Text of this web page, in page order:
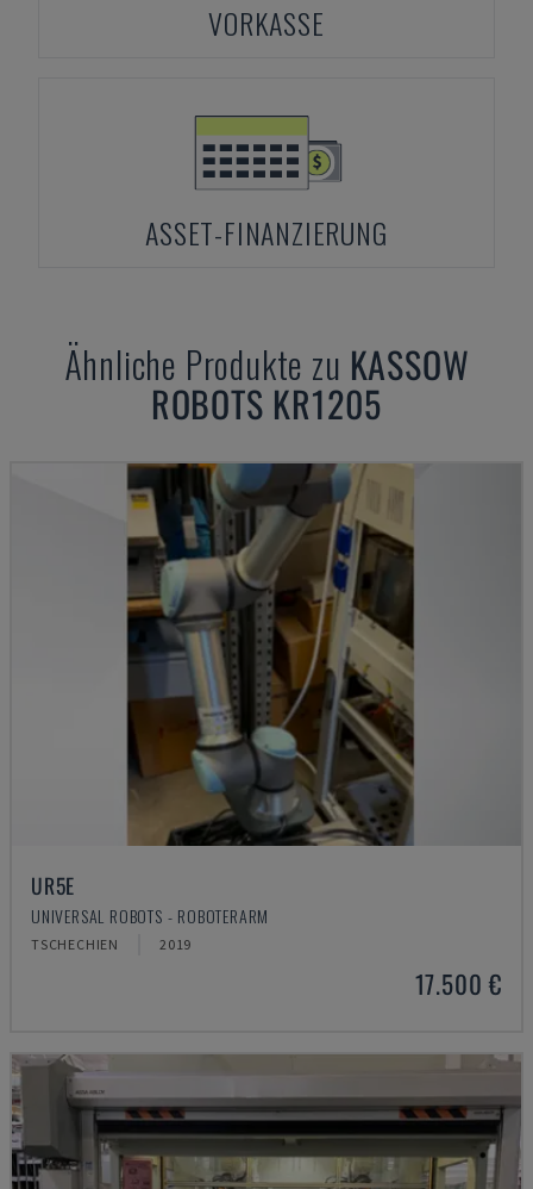
VORKASSE
ASSET-FINANZIERUNG
Ähnliche Produkte zu KASSOW
ROBOTS KR1205
UR5E
UNIVERSAL ROBOTS - ROBOTERARM
TSCHECHIEN 2019
17.500 €